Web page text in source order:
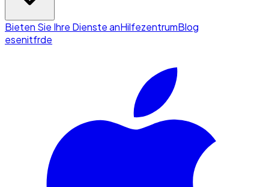
Bieten Sie Ihre Dienste anHilfezentrumBlog
esenitfrde